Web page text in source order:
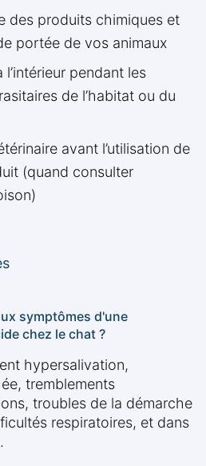
des produits chimiques et
portée de vos animaux
pendant les
de l’habitat ou du
avant l’utilisation de
(quand consulter
symptômes d'une
chez le chat ?
hypersalivation,
tremblements
troubles de la démarche
respiratoires, et dans